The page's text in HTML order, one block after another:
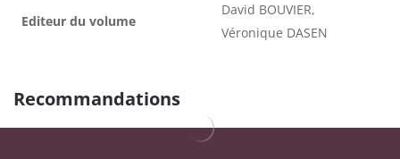
Editeur du volume
David BOUVIER,
Véronique DASEN
Recommandations